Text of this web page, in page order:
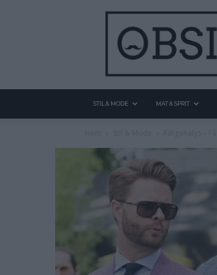
STIL & MODE MAT & SPRIT